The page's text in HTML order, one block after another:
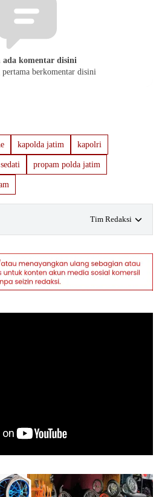
ada komentar disini
pertama berkomentar disini
kapolda jatim kapolri
propam polda jatim
Tim Redaksi